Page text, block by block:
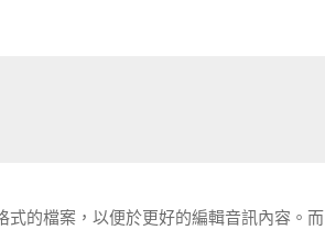
的檔案，以便於更好的編輯音訊內容。而